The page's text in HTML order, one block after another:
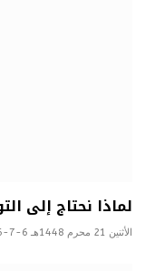
لماذا نحتاج إلى
الأثنين 21 محرم 1448هـ 6-7-2026م